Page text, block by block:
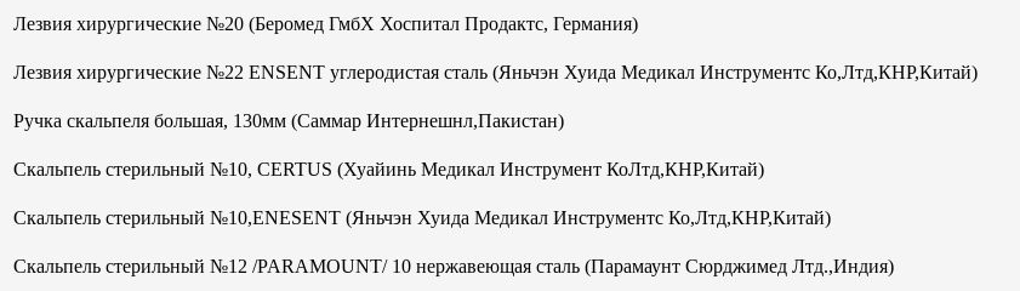
Лезвия хирургические №20 (Беромед ГмбХ Хоспитал Продактс, Германия)
Лезвия хирургические №22 ENSENT углеродистая сталь (Яньчэн Хуида Медикал Инструментс Ко,Лтд,КНР,Китай)
Ручка скальпеля большая, 130мм (Саммар Интернешнл,Пакистан)
Скальпель стерильный №10, CERTUS (Хуайинь Медикал Инструмент КоЛтд,КНР,Китай)
Скальпель стерильный №10,ENESENT (Яньчэн Хуида Медикал Инструментс Ко,Лтд,КНР,Китай)
Скальпель стерильный №12 /PARAMOUNT/ 10 нержавеющая сталь (Парамаунт Сюрджимед Лтд.,Индия)